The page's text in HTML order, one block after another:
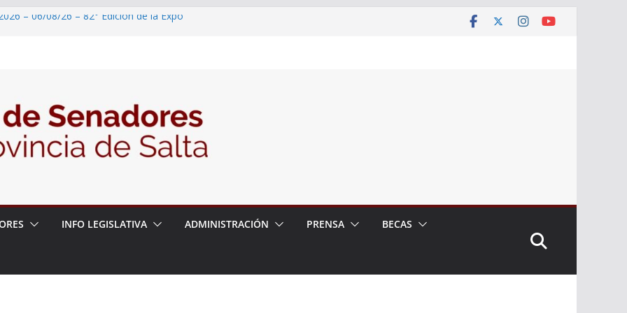
– 06/08/26 – 82° Edición de la Expo
Secundaria, Puente de Unión
– 06/08/26 – Presentación del libro
del Dr. Víctor Alfredo Frías
INFO LEGISLATIVA ADMINISTRACIÓN PRENSA BECAS